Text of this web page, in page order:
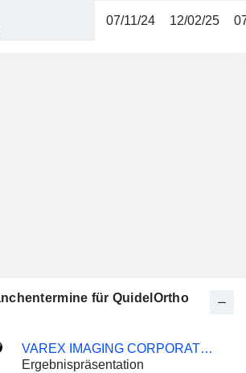
07/11/24 12/02/25
für QuidelOrtho
VAREX IMAGING CORPORATION
Ergebnispräsentation